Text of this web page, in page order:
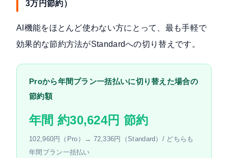
3万円節約）
AI機能をほとんど使わない方にとって、最も手軽で
効果的な節約方法がStandardへの切り替えです。
Proから年間プラン一括払いに切り替えた場合の
節約額
年間 約30,624円 節約
102,960円（Pro）→ 72,336円（Standard）/ どちらも
年間プラン一括払い